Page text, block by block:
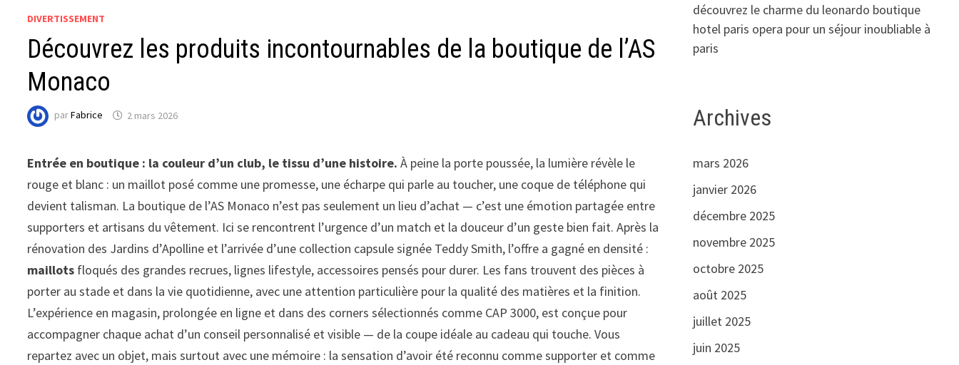
DIVERTISSEMENT
Découvrez les produits incontournables de la boutique de l’AS
Monaco
parFabrice 2 mars 2026
Entrée en boutique : la couleur d’un club, le tissu d’une histoire. À peine la porte poussée, la lumière révèle le
rouge et blanc : un maillot posé comme une promesse, une écharpe qui parle au toucher, une coque de téléphone qui
devient talisman. La boutique de l’AS Monaco n’est pas seulement un lieu d’achat — c’est une émotion partagée entre
supporters et artisans du vêtement. Ici se rencontrent l’urgence d’un match et la douceur d’un geste bien fait. Après la
rénovation des Jardins d’Apolline et l’arrivée d’une collection capsule signée Teddy Smith, l’offre a gagné en densité :
maillots floqués des grandes recrues, lignes lifestyle, accessoires pensés pour durer. Les fans trouvent des pièces à
porter au stade et dans la vie quotidienne, avec une attention particulière pour la qualité des matières et la finition.
L’expérience en magasin, prolongée en ligne et dans des corners sélectionnés comme CAP 3000, est conçue pour
accompagner chaque achat d’un conseil personnalisé et visible — de la coupe idéale au cadeau qui touche. Vous
repartez avec un objet, mais surtout avec une mémoire : la sensation d’avoir été reconnu comme supporter et comme
découvrez le charme du leonardo boutique
hotel paris opera pour un séjour inoubliable à
paris
Archives
mars 2026
janvier 2026
décembre 2025
novembre 2025
octobre 2025
août 2025
juillet 2025
juin 2025